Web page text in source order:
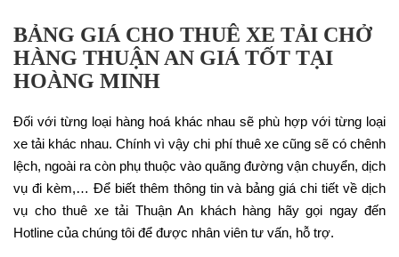
BẢNG GIÁ CHO THUÊ XE TẢI CHỞ
HÀNG THUẬN AN GIÁ TỐT TẠI
HOÀNG MINH
Đối với từng loại hàng hoá khác nhau sẽ phù hợp với từng loại
xe tải khác nhau. Chính vì vậy chi phí thuê xe cũng sẽ có chênh
lệch, ngoài ra còn phụ thuộc vào quãng đường vận chuyển, dịch
vụ đi kèm,… Để biết thêm thông tin và bảng giá chi tiết về dịch
vụ cho thuê xe tải Thuận An khách hàng hãy gọi ngay đến
Hotline của chúng tôi để được nhân viên tư vấn, hỗ trợ.